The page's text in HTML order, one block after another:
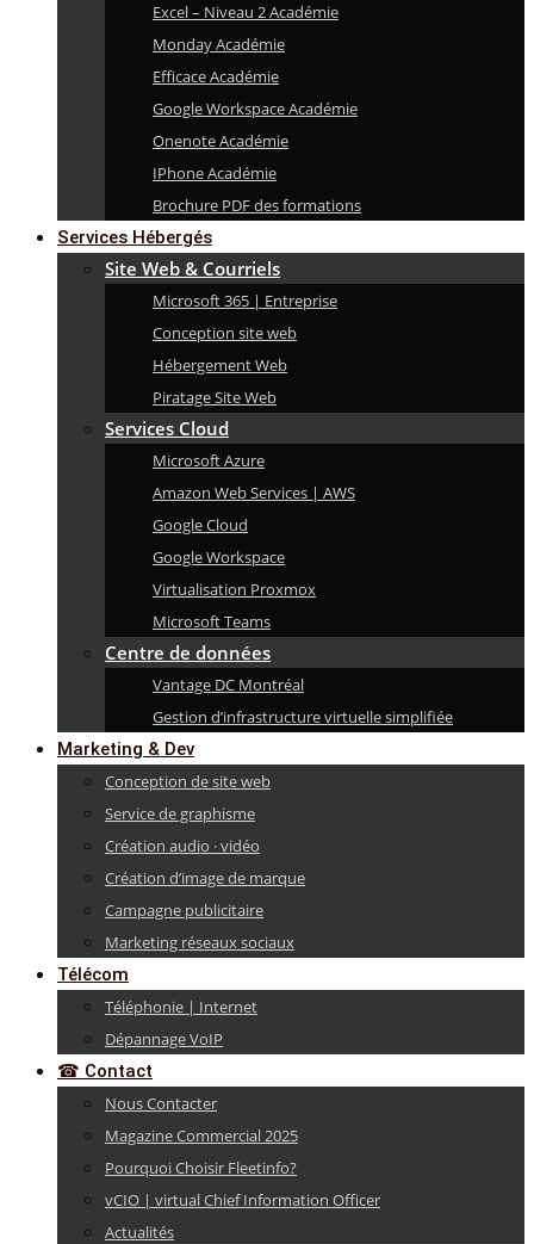
Excel – Niveau 2 Académie
Monday Académie
Efficace Académie
Google Workspace Académie
Onenote Académie
IPhone Académie
Brochure PDF des formations
Services Hébergés
Site Web & Courriels
Microsoft 365 | Entreprise
Conception site web
Hébergement Web
Piratage Site Web
Services Cloud
Microsoft Azure
Amazon Web Services | AWS
Google Cloud
Google Workspace
Virtualisation Proxmox
Microsoft Teams
Centre de données
Vantage DC Montréal
Gestion d’infrastructure virtuelle simplifiée
Marketing & Dev
Conception de site web
Service de graphisme
Création audio · vidéo
Création d’image de marque
Campagne publicitaire
Marketing réseaux sociaux
Télécom
Téléphonie | Internet
Dépannage VoIP
☎ Contact
Nous Contacter
Magazine Commercial 2025
Pourquoi Choisir Fleetinfo?
vCIO | virtual Chief Information Officer
Actualités